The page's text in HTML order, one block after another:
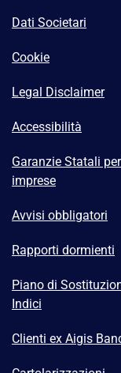
Dati Societari
Cookie
Legal Disclaimer
Accessibilità
Garanzie Statali
imprese
Avvisi obbligatori
Rapporti dormienti
Piano di
Indici
Clienti ex Aigis